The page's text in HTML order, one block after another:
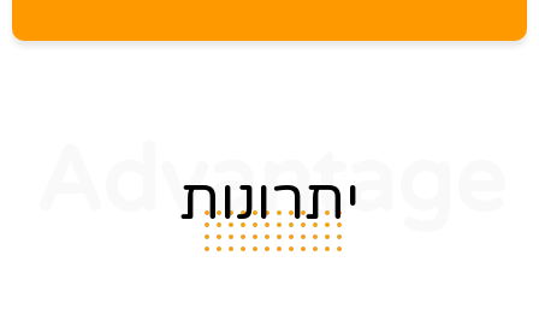
Advantage
יתרונות